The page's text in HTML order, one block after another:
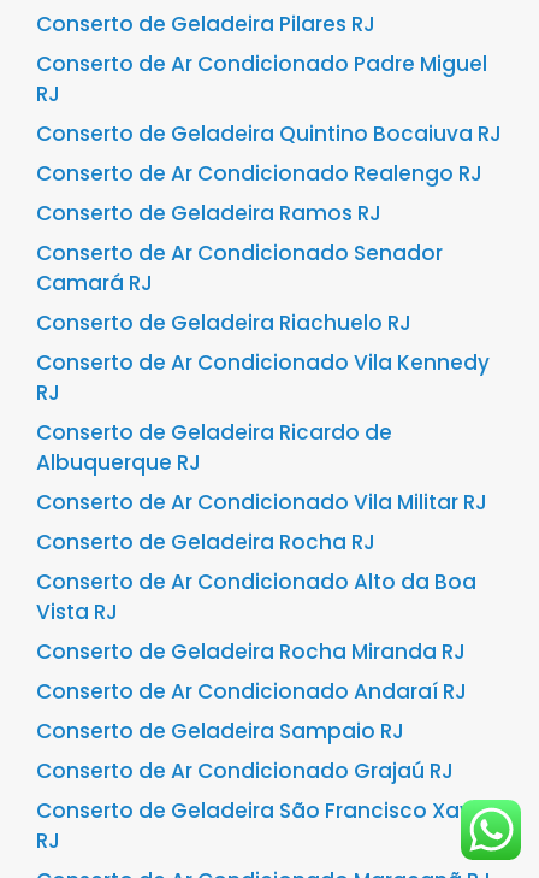
Conserto de Geladeira Pilares RJ
Conserto de Ar Condicionado Padre Miguel
RJ
Conserto de Geladeira Quintino Bocaiuva RJ
Conserto de Ar Condicionado Realengo RJ
Conserto de Geladeira Ramos RJ
Conserto de Ar Condicionado Senador
Camará RJ
Conserto de Geladeira Riachuelo RJ
Conserto de Ar Condicionado Vila Kennedy
RJ
Conserto de Geladeira Ricardo de
Albuquerque RJ
Conserto de Ar Condicionado Vila Militar RJ
Conserto de Geladeira Rocha RJ
Conserto de Ar Condicionado Alto da Boa
Vista RJ
Conserto de Geladeira Rocha Miranda RJ
Conserto de Ar Condicionado Andaraí RJ
Conserto de Geladeira Sampaio RJ
Conserto de Ar Condicionado Grajaú RJ
Conserto de Geladeira São Francisco Xavier
RJ